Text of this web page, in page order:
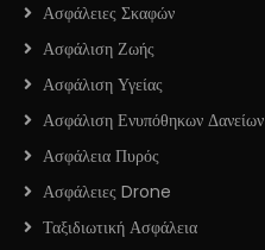
Ασφάλειες Σκαφών
Ασφάλιση Ζωής
Ασφάλιση Υγείας
Ασφάλιση Ενυπόθηκων Δανείων
Ασφάλεια Πυρός
Ασφάλειες Drone
Ταξιδιωτική Ασφάλεια